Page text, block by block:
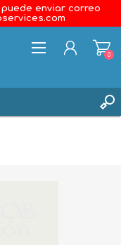
enviar correo
0